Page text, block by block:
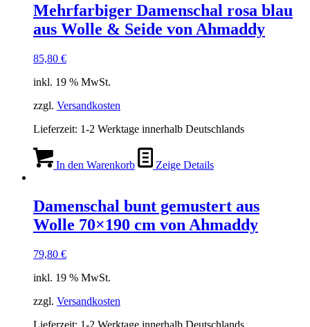
Mehrfarbiger Damenschal rosa blau
aus Wolle & Seide von Ahmaddy
85,80 €
inkl. 19 % MwSt.
zzgl. Versandkosten
Lieferzeit: 1-2 Werktage innerhalb Deutschlands
In den Warenkorb Zeige Details
Damenschal bunt gemustert aus
Wolle 70×190 cm von Ahmaddy
79,80 €
inkl. 19 % MwSt.
zzgl. Versandkosten